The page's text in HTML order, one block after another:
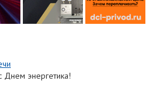
Днем энергетика!